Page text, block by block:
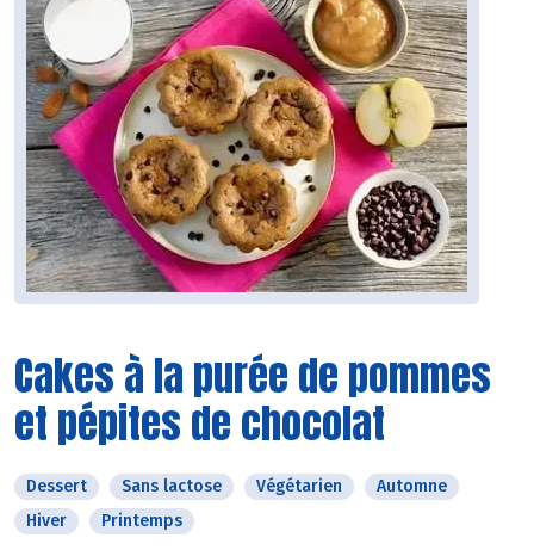
Cakes à la purée de pommes
et pépites de chocolat
Dessert Sans lactose Végétarien
Automne
Hiver
Printemps